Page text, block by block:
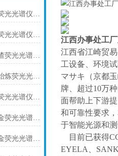
工厂直销DF-2000铅渣荧光光谱仪技术参数
工厂直销DF-2000炉渣荧光光谱仪技术参数
工厂直销DF-2000转炉渣荧光光谱仪技术参数
工厂直销DF-2000钢铁冶炼荧光光谱仪技术参数
工厂直销DF-2000金属荧光光谱仪技术参数
工厂直销DF-2000铜合金荧光光谱仪技术参数
工厂直销DF-2000铁合金荧光光谱仪技术参数
江西办事处工
江西省江崎贸
工设备、环境
マサキ（京都
牌、超过10万
面帮助上下游
和可靠性要求
于智能光源和
目前已获得
EYELA、